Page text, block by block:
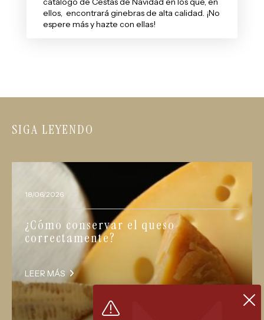
ellos, encontrará ginebras de alta calidad. ¡No
espere más y hazte con ellas!
SIGA LEYENDO
18/06/2026
¿Cómo conservar el queso
correctamente?
LEER MÁS